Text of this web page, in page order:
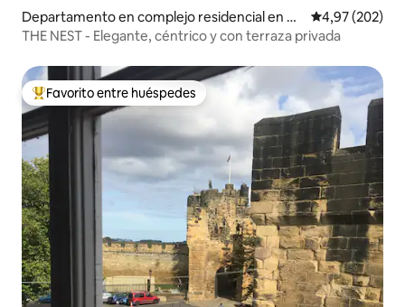
Departamento en complejo residencial en N
orthumberland
Calificación
4,97 (202)
THE NEST - Elegante, céntrico y con terraza privada
Favorito entre los huéspedes más destacados
Favorito entre huéspedes